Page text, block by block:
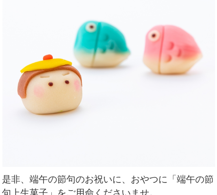
是非、端午の節句のお祝いに、おやつに「端午の節